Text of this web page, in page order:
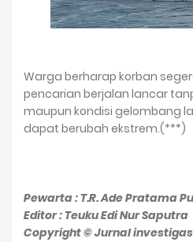
Warga berharap korban
pencarian berjalan lancar
maupun kondisi gelombang
dapat berubah ekstrem.(***)
Pewarta : T.R. Ade Pratama
Editor : Teuku Edi Nur Saputra
Copyright © Jurnal